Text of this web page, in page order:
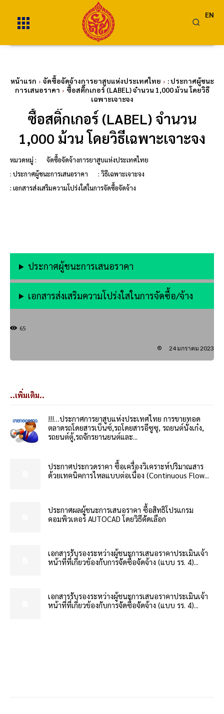
EN
หน้าแรก จัดซื้อจัดจ้างการยาสูบแห่งประเทศไทย
: ประกาศผู้ชนะ
การเสนอราคา
ซื้อสติ๊กเกอร์ (LABEL) จำนวน 1,000 ม้วน โดยวิธี
เฉพาะเจาะจง
ซื้อสติ๊กเกอร์ (LABEL) จำนวน
1,000 ม้วน โดยวิธีเฉพาะเจาะจง
หมวดหมู่ :
จัดซื้อจัดจ้างการยาสูบแห่งประเทศไทย
: ประกาศผู้ชนะการเสนอราคา
: วิธีเฉพาะเจาะจง
: เอกสารส่งเสริมความโปร่งใสในการจัดซื้อจัดจ้าง
ประกาศผู้ชนะการเสนอราคา
เอกสารส่งเสริมความโปร่งใสในการจัดซื้อ/จ้าง
65
24 มกราคม 2023
..เพิ่มเติม..
!!!…ประกาศการยาสูบแห่งประเทศไทย การขายทอด
ตลาดรถโดยสารเบ็นซ์,รถโดยสารอีซูซุ, รถยนต์นั่งเก๋ง,
รถยนต์ตู้,รถจักรยานยนต์และ...
ประกาศประกวดราคา ซื้อเครื่องวิเคราะห์ปริมาณสาร
ด้วยเทคนิคการไหลแบบต่อเนื่อง (Continuous Flow...
ประกาศผลผู้ชนะการเสนอราคา ซื้อสิทธิโปรแกรม
คอมพิวเตอร์ AUTOCAD โดยวิธีคัดเลือก
เอกสารรับรองระหว่างผู้ชนะการเสนอราคาประเมินเจ้า
หน้าที่ที่เกี่ยวข้องกับการจัดซื้อจัดจ้าง (แบบ รร. 4)...
เอกสารรับรองระหว่างผู้ชนะการเสนอราคาประเมินเจ้า
หน้าที่ที่เกี่ยวข้องกับการจัดซื้อจัดจ้าง (แบบ รร. 4)...